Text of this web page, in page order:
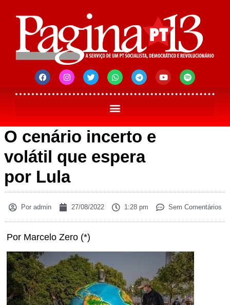
O cenário incerto e
volátil que espera
por Lula
Poradmin 27/08/2022 1:28 pm Sem Comentários
Por Marcelo Zero (*)